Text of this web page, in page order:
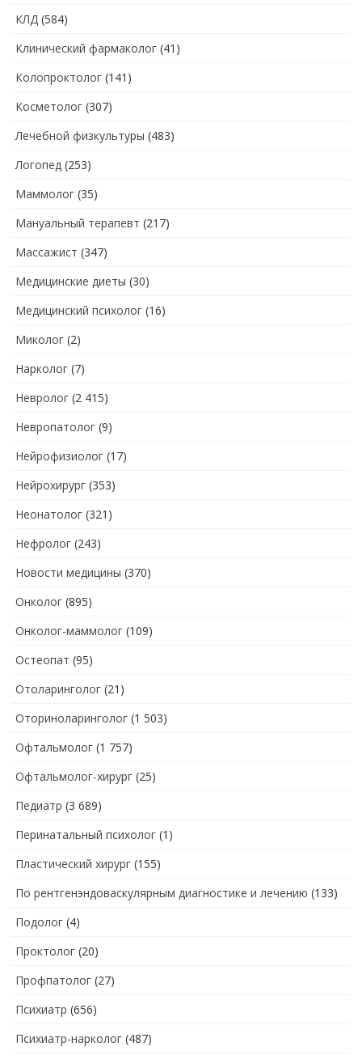
КЛД (584)
Клинический фармаколог (41)
Колопроктолог (141)
Косметолог (307)
Лечебной физкультуры (483)
Логопед (253)
Маммолог (35)
Мануальный терапевт (217)
Массажист (347)
Медицинские диеты (30)
Медицинский психолог (16)
Миколог (2)
Нарколог (7)
Невролог (2 415)
Невропатолог (9)
Нейрофизиолог (17)
Нейрохирург (353)
Неонатолог (321)
Нефролог (243)
Новости медицины (370)
Онколог (895)
Онколог-маммолог (109)
Остеопат (95)
Отоларинголог (21)
Оториноларинголог (1 503)
Офтальмолог (1 757)
Офтальмолог-хирург (25)
Педиатр (3 689)
Перинатальный психолог (1)
Пластический хирург (155)
По рентгенэндоваскулярным диагностике и лечению (133)
Подолог (4)
Проктолог (20)
Профпатолог (27)
Психиатр (656)
Психиатр-нарколог (487)